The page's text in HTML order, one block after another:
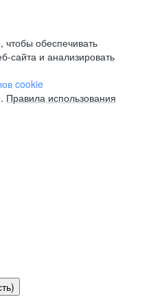
обеспечивать
сайта и анализировать
cookie
Правила использования